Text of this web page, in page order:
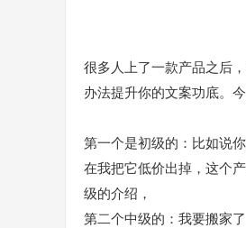
很多人上了一款产品之后
办法提升你的文案功底。
第一个是初级的：比如说
在我把它低价出掉，这个
级的介绍，
第二个中级的：我要搬家